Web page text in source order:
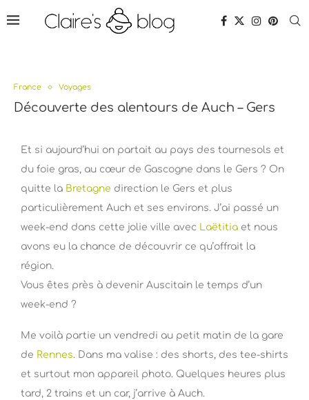
France Voyages
Découverte des alentours de Auch – Gers
Et si aujourd’hui on partait au pays des tournesols et
du foie gras, au cœur de Gascogne dans le Gers ? On
quitte la Bretagne direction le Gers et plus
particulièrement Auch et ses environs. J’ai passé un
week-end dans cette jolie ville avec Laëtitia et nous
avons eu la chance de découvrir ce qu’offrait la
région.
Vous êtes près à devenir Auscitain le temps d’un
week-end ?
Me voilà partie un vendredi au petit matin de la gare
de Rennes. Dans ma valise : des shorts, des tee-shirts
et surtout mon appareil photo. Quelques heures plus
tard, 2 trains et un car, j’arrive à Auch.